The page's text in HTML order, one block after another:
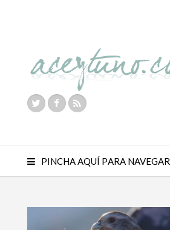
PINCHA AQUÍ PARA NAVEGAR